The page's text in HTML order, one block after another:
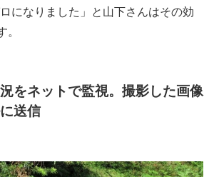
になりました」と山下さんはその効
をネットで監視。撮影した画像
送信